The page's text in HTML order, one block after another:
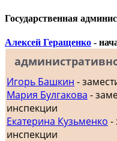
Государственная
Алексей Геращенко -
Игорь Башкин -
Мария Булгакова -
инспекции
Екатерина Кузьменко -
инспекции